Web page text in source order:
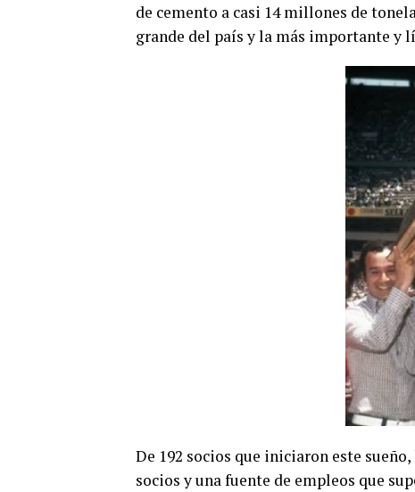
de cemento a casi 14 millones de
grande del país y la más importante y
De 192 socios que iniciaron este
socios y una fuente de empleos que